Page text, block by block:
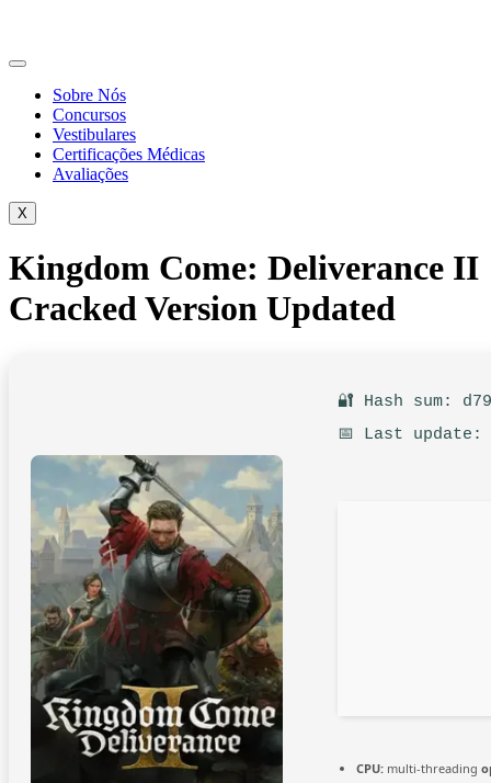
Sobre Nós
Concursos
Vestibulares
Certificações Médicas
Avaliações
X
Kingdom Come: Deliverance II
Cracked Version Updated
🔐 Hash sum:
📅 Last update:
CPU: multi-threading